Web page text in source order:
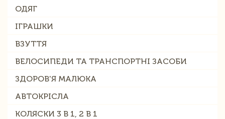
ОДЯГ
ІГРАШКИ
ВЗУТТЯ
ВЕЛОСИПЕДИ ТА ТРАНСПОРТНІ ЗАСОБИ
ЗДОРОВ'Я МАЛЮКА
АВТОКРІСЛА
КОЛЯСКИ 3 В 1, 2 В 1